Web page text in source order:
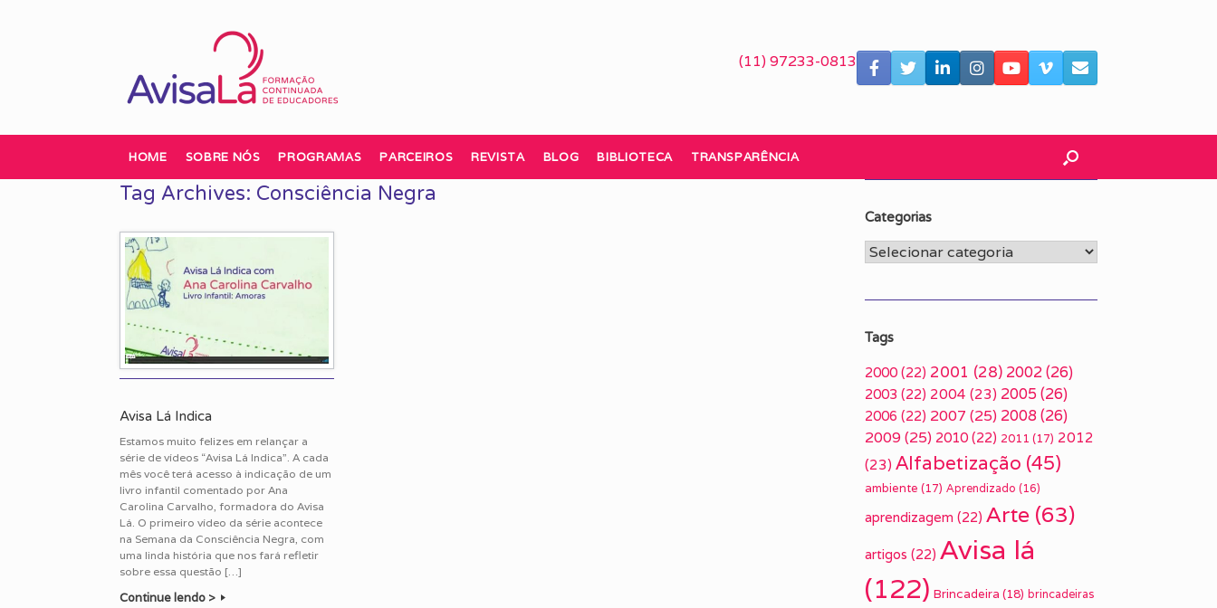
(11) 97233-0813
HOME SOBRE NÓS PROGRAMAS PARCEIROS REVISTA BLOG BIBLIOTECA TRANSPARÊNCIA
Tag Archives: Consciência Negra
Avisa Lá Indica
Estamos muito felizes em relançar a
série de vídeos “Avisa Lá Indica”. A cada
mês você terá acesso à indicação de um
livro infantil comentado por Ana
Carolina Carvalho, formadora do Avisa
Lá. O primeiro vídeo da série acontece
na Semana da Consciência Negra, com
uma linda história que nos fará refletir
sobre essa questão […]
Continue lendo >
Categorias
Categorias
Tags
2000 (22) 2001 (28) 2002(26)
2003 (22) 2004 (23) 2005 (26)
2006 (22) 2007 (25) 2008(26)
2009(25) 2010 (22) 2011 (17) 2012
(23) Alfabetização (45)
ambiente (17) Aprendizado (16)
aprendizagem (22) Arte (63)
artigos (22) Avisa lá
(122) Brincadeira (18) brincadeiras